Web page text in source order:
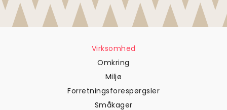
Virksomhed
Omkring
Miljø
Forretningsforespørgsler
Småkager